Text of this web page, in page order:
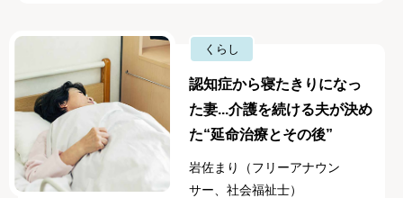
くらし
認知症から寝たきりになっ
た妻...介護を続ける夫が決め
た“延命治療とその後”
岩佐まり（フリーアナウン
サー、社会福祉士）